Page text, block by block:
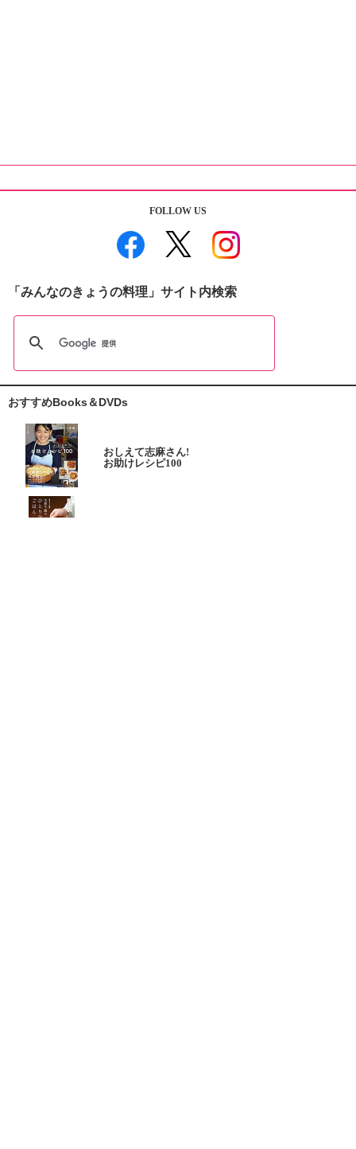
FOLLOW US
「みんなのきょうの料理」サイト内検索
おすすめBooks＆DVDs
おしえて志麻さん!
お助けレシピ100